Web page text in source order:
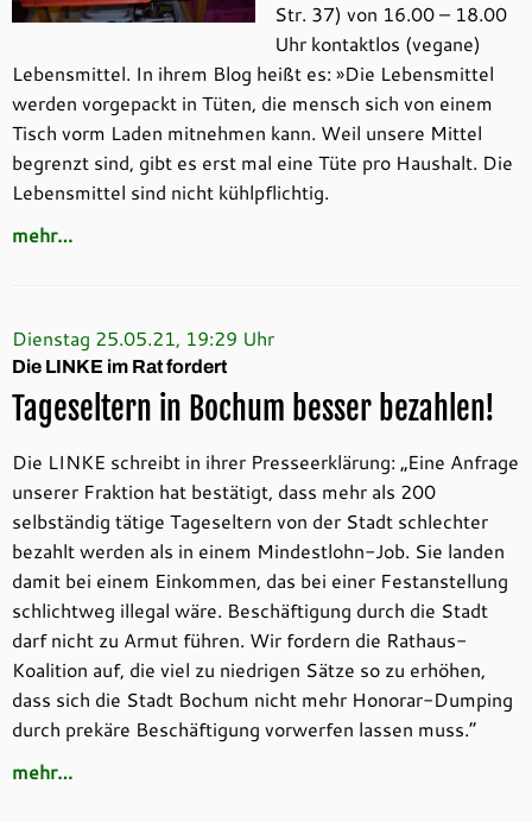
Str. 37) von 16.00 – 18.00
Uhr kontaktlos (vegane)
Lebensmittel. In ihrem Blog heißt es: »Die Lebensmittel
werden vorgepackt in Tüten, die mensch sich von einem
Tisch vorm Laden mitnehmen kann. Weil unsere Mittel
begrenzt sind, gibt es erst mal eine Tüte pro Haushalt. Die
Lebensmittel sind nicht kühlpflichtig.
mehr…
Dienstag 25.05.21, 19:29 Uhr
Die LINKE im Rat fordert
Tageseltern in Bochum besser bezahlen!
Die LINKE schreibt in ihrer Presseerklärung: „Eine Anfrage
unserer Fraktion hat bestätigt, dass mehr als 200
selbständig tätige Tageseltern von der Stadt schlechter
bezahlt werden als in einem Mindestlohn-Job. Sie landen
damit bei einem Einkommen, das bei einer Festanstellung
schlichtweg illegal wäre. Beschäftigung durch die Stadt
darf nicht zu Armut führen. Wir fordern die Rathaus-
Koalition auf, die viel zu niedrigen Sätze so zu erhöhen,
dass sich die Stadt Bochum nicht mehr Honorar-Dumping
durch prekäre Beschäftigung vorwerfen lassen muss.“
mehr…